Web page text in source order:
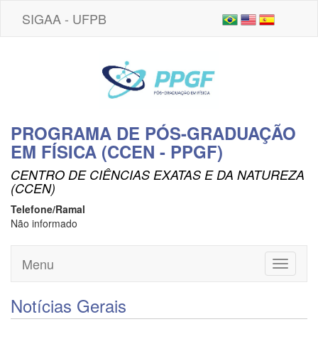
SIGAA - UFPB
PROGRAMA DE PÓS-GRADUAÇÃO
EM FÍSICA (CCEN - PPGF)
CENTRO DE CIÊNCIAS EXATAS E DA NATUREZA
(CCEN)
Telefone/Ramal
Não informado
Toggle
Menu
Notícias Gerais